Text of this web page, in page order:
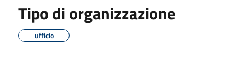
Tipo di organizzazione
ufficio